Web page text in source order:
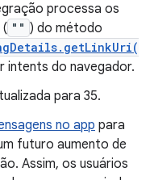
processa os
"" ) do método
intents do navegador.
para 35.
no app para
futuro aumento de
Assim, os usuários